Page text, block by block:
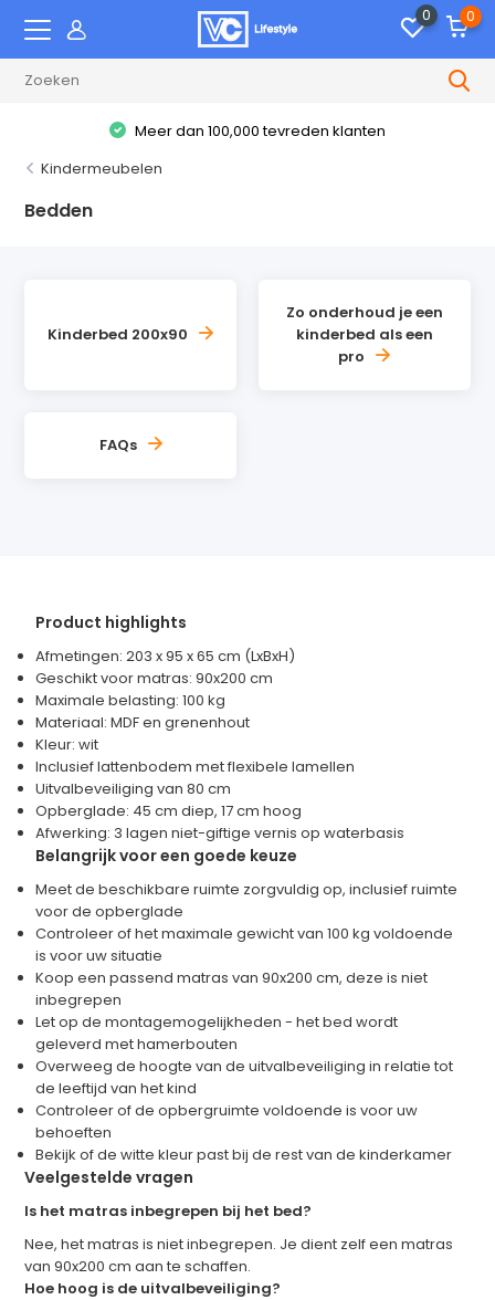
0 0
Meer dan 100,000 tevreden klanten
Kindermeubelen
Bedden
Kinderbed 200x90
Zo onderhoud je een
kinderbed als een
pro
FAQs
Product highlights
Afmetingen: 203 x 95 x 65 cm (LxBxH)
Geschikt voor matras: 90x200 cm
Maximale belasting: 100 kg
Materiaal: MDF en grenenhout
Kleur: wit
Inclusief lattenbodem met flexibele lamellen
Uitvalbeveiliging van 80 cm
Opberglade: 45 cm diep, 17 cm hoog
Afwerking: 3 lagen niet-giftige vernis op waterbasis
Belangrijk voor een goede keuze
Meet de beschikbare ruimte zorgvuldig op, inclusief ruimte
voor de opberglade
Controleer of het maximale gewicht van 100 kg voldoende
is voor uw situatie
Koop een passend matras van 90x200 cm, deze is niet
inbegrepen
Let op de montagemogelijkheden - het bed wordt
geleverd met hamerbouten
Overweeg de hoogte van de uitvalbeveiliging in relatie tot
de leeftijd van het kind
Controleer of de opbergruimte voldoende is voor uw
behoeften
Bekijk of de witte kleur past bij de rest van de kinderkamer
Veelgestelde vragen
Is het matras inbegrepen bij het bed?
Nee, het matras is niet inbegrepen. Je dient zelf een matras
van 90x200 cm aan te schaffen.
Hoe hoog is de uitvalbeveiliging?